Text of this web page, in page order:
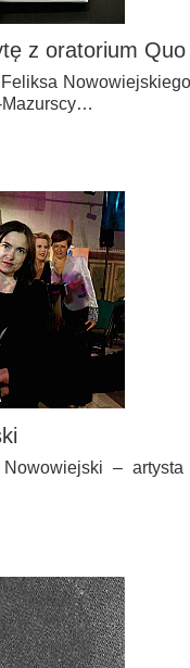
z oratorium
Mazurscy…
–